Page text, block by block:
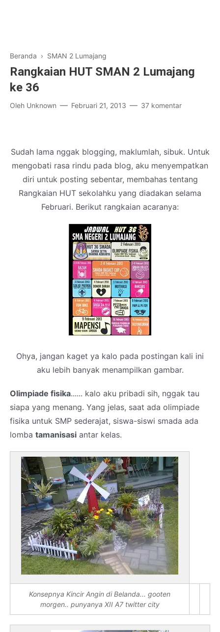
Beranda › SMAN 2 Lumajang
Rangkaian HUT SMAN 2 Lumajang
ke 36
Oleh Unknown Februari 21, 2013 37 komentar
Sudah lama nggak blogging, maklumlah, sibuk. Untuk
mengobati rasa rindu pada blog, aku menyempatkan
diri untuk posting sebentar, membahas tentang
Rangkaian HUT sekolahku yang diadakan selama
Februari. Berikut rangkaian acaranya:
Ohya, jangan kaget ya kalo pada postingan kali ini
aku lebih banyak menampilkan gambar.
Olimpiade fisika...... kalo aku pribadi sih, nggak tau
siapa yang menang. Yang jelas, saat ada olimpiade
fisika untuk SMP sederajat, siswa-siswi smada ada
lomba tamanisasi antar kelas.
Konsepnya Kincir Angin di Belanda... gooten
morgen.. punyanya XII A7 twitter city